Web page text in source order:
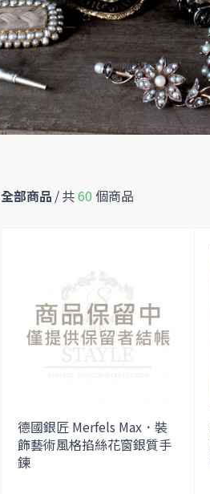
全部商品 /共60 個商品
德國銀匠 Merfels Max．裝
飾藝術風格掐絲花窗銀質手
鍊